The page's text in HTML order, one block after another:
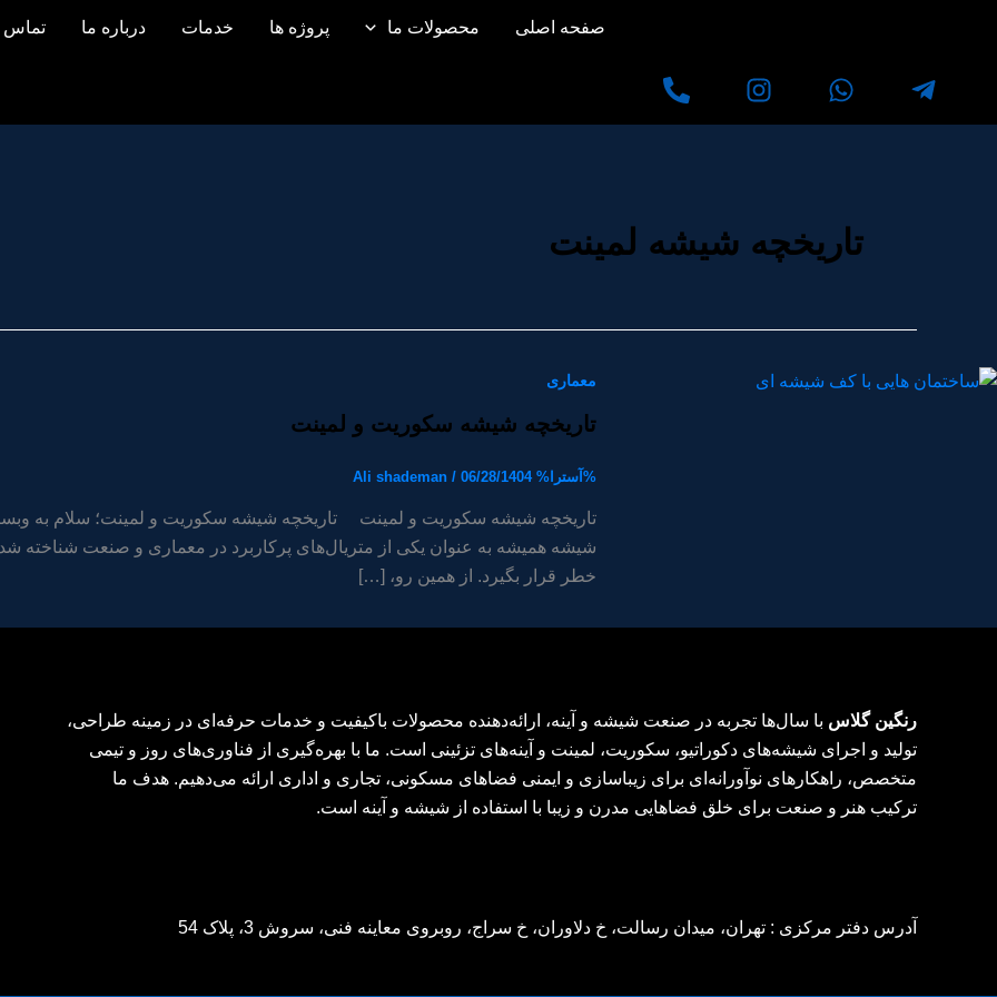
صفحه اصلی محصولات ما پروژه ها خدمات درباره ما تماس
تاریخچه شیشه لمینت
معماری
تاریخچه شیشه سکوریت و لمینت
%آسترا% Ali shademan / 06/28/1404
تاریخچه شیشه سکوریت و لمینت تاریخچه شیشه سکوریت و لمینت؛ سلام به
شیشه همیشه به عنوان یکی از متریال‌های پرکاربرد در معماری و صنعت شناخته
خطر قرار بگیرد. از همین رو، […]
رنگین گلاس با سال‌ها تجربه در صنعت شیشه و آینه، ارائه‌دهنده محصولات باکیفیت و خدمات حرفه‌ای در زمینه طراحی،
تولید و اجرای شیشه‌های دکوراتیو، سکوریت، لمینت و آینه‌های تزئینی است. ما با بهره‌گیری از فناوری‌های روز و تیمی
متخصص، راهکارهای نوآورانه‌ای برای زیباسازی و ایمنی فضاهای مسکونی، تجاری و اداری ارائه می‌دهیم. هدف ما
ترکیب هنر و صنعت برای خلق فضاهایی مدرن و زیبا با استفاده از شیشه و آینه است.
آدرس دفتر مرکزی : تهران، میدان رسالت، خ دلاوران، خ سراج، روبروی معاینه فنی، سروش 3، پلاک 54